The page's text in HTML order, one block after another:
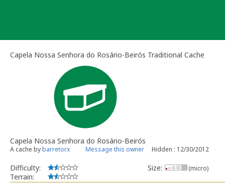
Capela Nossa Senhora do Rosário-Beirós Traditional Cache
Capela Nossa Senhora do Rosário-Beirós
A cache bybarretorx Message this owner Hidden : 12/30/2012
Difficulty:
Terrain:
Size: (micro)